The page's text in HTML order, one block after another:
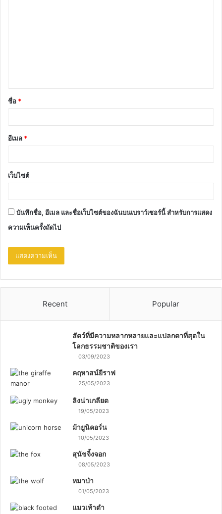
น
*
ชื่อ *
อีเมล *
เว็บไซต์
บันทึกชื่อ, อีเมล และชื่อเว็บไซต์ของฉันบนเบราว์เซอร์นี้ สำหรับการแสดง
ความเห็นครั้งถัดไป
Recent Popular
สัตว์ที่มีความหลากหลายและแปลกตาที่สุดใน
โลกธรรมชาติของเรา
03/09/2023
คฤหาสน์ยีราฟ
25/05/2023
ลิงน่าเกลียด
19/05/2023
ม้ายูนิคอร์น
10/05/2023
สุนัขจิ้งจอก
08/05/2023
หมาป่า
01/05/2023
แมวเท้าดำ